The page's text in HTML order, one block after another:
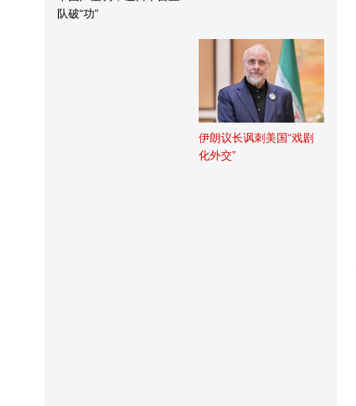
队破“功”
伊朗议长讽刺美国“戏剧
化外交”